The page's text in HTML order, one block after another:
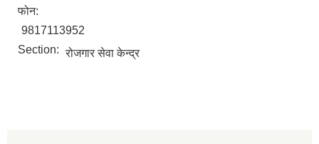
फोन:
9817113952
Section: रोजगार सेवा केन्द्र